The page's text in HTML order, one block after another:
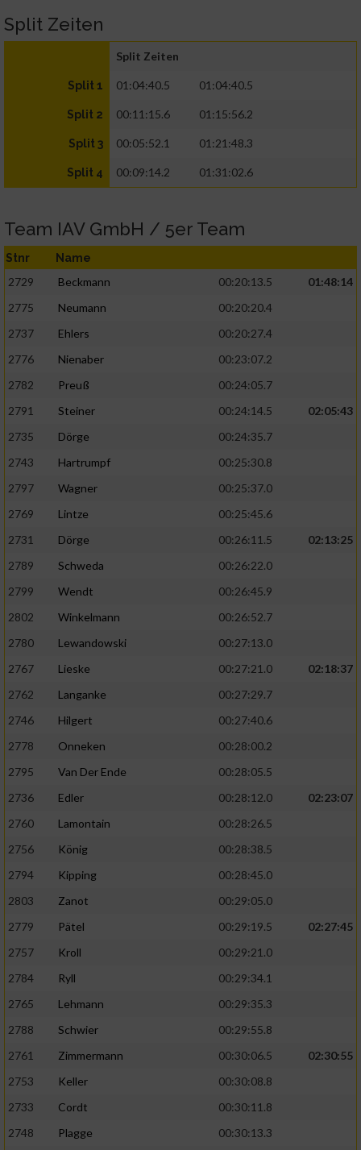
Split Zeiten
Split Zeiten
Split 1 01:04:40.5 01:04:40.5
Split 2 00:11:15.6 01:15:56.2
Split 3 00:05:52.1 01:21:48.3
Split 4 00:09:14.2 01:31:02.6
Team IAV GmbH / 5er Team
Stnr Name
2729 Beckmann 00:20:13.5
01:48:14
2775
Neumann
00:20:20.4
2737
Ehlers
00:20:27.4
2776
Nienaber
00:23:07.2
2782
Preuß
00:24:05.7
2791
Steiner 00:24:14.5
02:05:43
2735
Dörge
00:24:35.7
2743
Hartrumpf
00:25:30.8
2797
Wagner
00:25:37.0
2769
Lintze
00:25:45.6
2731
Dörge 00:26:11.5
02:13:25
2789
Schweda
00:26:22.0
2799
Wendt
00:26:45.9
2802
Winkelmann
00:26:52.7
2780
Lewandowski
00:27:13.0
2767
Lieske 00:27:21.0
02:18:37
2762
Langanke
00:27:29.7
2746
Hilgert
00:27:40.6
2778
Onneken
00:28:00.2
2795
Van Der Ende
00:28:05.5
2736
Edler 00:28:12.0
02:23:07
2760
Lamontain
00:28:26.5
2756
König
00:28:38.5
2794
Kipping
00:28:45.0
2803
Zanot
00:29:05.0
2779
Pätel 00:29:19.5
02:27:45
2757
Kroll
00:29:21.0
2784
Ryll
00:29:34.1
2765
Lehmann
00:29:35.3
2788
Schwier
00:29:55.8
2761
Zimmermann 00:30:06.5
02:30:55
2753
Keller
00:30:08.8
2733
Cordt
00:30:11.8
2748
Plagge 00:30:13.3